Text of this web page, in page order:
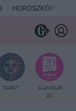
HOROSZKÓP
TAROT
GLAMOUR
20